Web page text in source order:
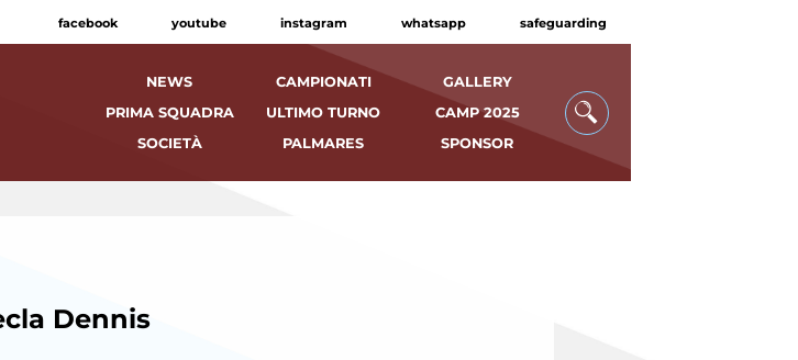
facebook youtube instagram whatsapp safeguarding
NEWS CAMPIONATI
GALLERY
PRIMA SQUADRA
ULTIMO TURNO
CAMP 2025
SOCIETÀ
PALMARES SPONSOR
Dennis